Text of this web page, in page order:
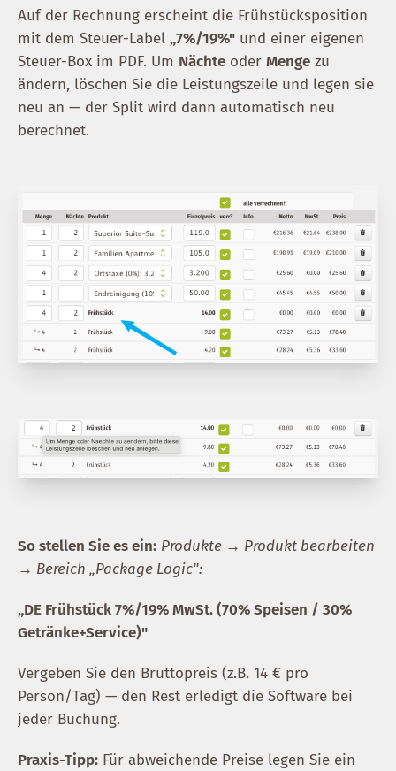
Auf der Rechnung erscheint die Frühstücksposition
mit dem Steuer-Label „7%/19%" und einer eigenen
Steuer-Box im PDF. Um Nächte oder Menge zu
ändern, löschen Sie die Leistungszeile und legen sie
neu an — der Split wird dann automatisch neu
berechnet.
So stellen Sie es ein: Produkte → Produkt bearbeiten
→ Bereich „Package Logic":
„DE Frühstück 7%/19% MwSt. (70% Speisen / 30%
Getränke+Service)"
Vergeben Sie den Bruttopreis (z.B. 14 € pro
Person/Tag) — den Rest erledigt die Software bei
jeder Buchung.
Praxis-Tipp: Für abweichende Preise legen Sie ein